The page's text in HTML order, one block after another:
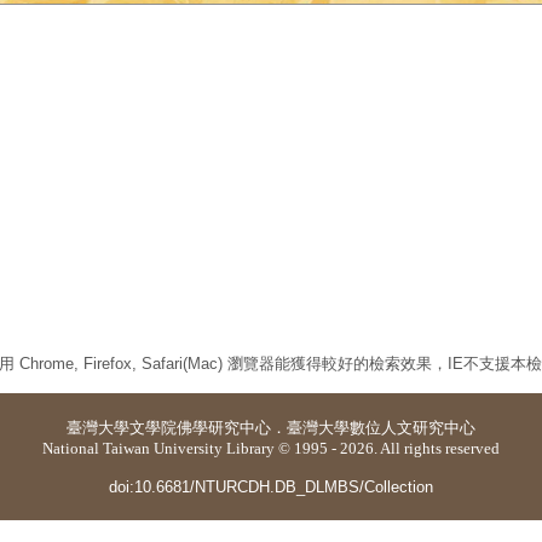
Chrome, Firefox, Safari(Mac) 瀏覽器能獲得較好的檢索效果，IE不支援本檢
臺灣大學文學院佛學研究中心 ． 臺灣大學數位人文研究中心
National Taiwan University Library © 1995 - 2026. All rights reserved
doi:10.6681/NTURCDH.DB_DLMBS/Collection